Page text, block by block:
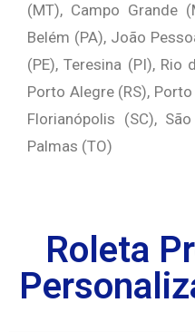
(MT), Campo Grande
Belém (PA), João
(PE), Teresina (PI), Rio
Porto Alegre (RS),
Florianópolis (SC),
Palmas (TO)
Roleta